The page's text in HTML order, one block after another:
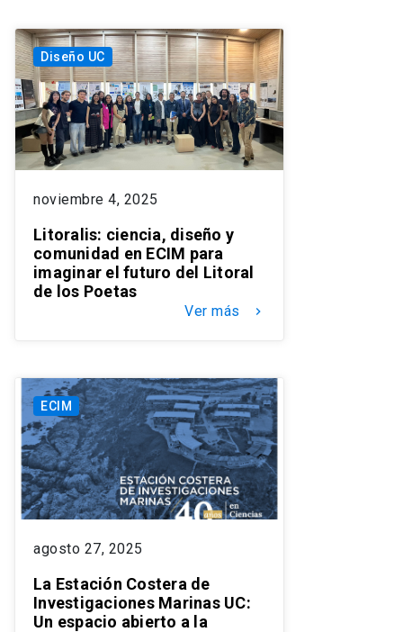
Diseño UC
noviembre 4, 2025
Litoralis: ciencia, diseño y
comunidad en ECIM para
imaginar el futuro del Litoral
de los Poetas
Ver más keyboard_arrow_right
ECIM
agosto 27, 2025
La Estación Costera de
Investigaciones Marinas UC:
Un espacio abierto a la